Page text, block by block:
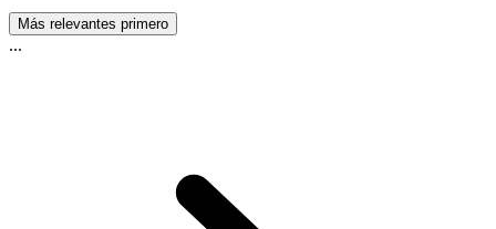
Más relevantes primero
...